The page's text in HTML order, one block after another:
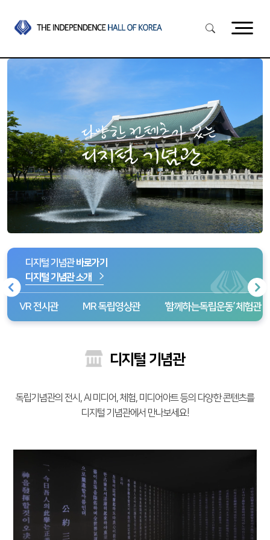
다양한 컨텐츠가 있는
디지털 기념관
디지털 기념관바로가기
디지털 기념관 소개
VR 전시관 MR 독립영상관 ‘함께하는독립운동’ 체험관
디지털 기념관
독립기념관의 전시, AI 미디어, 체험, 미디어아트 등의 다양한 콘텐츠를
디지털 기념관에서 만나보세요!